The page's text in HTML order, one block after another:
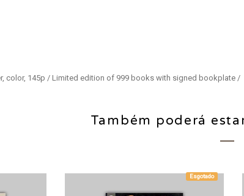
color, 145p / Limited edition of 999 books with signed bookplate /
Também poderá
Esgotado